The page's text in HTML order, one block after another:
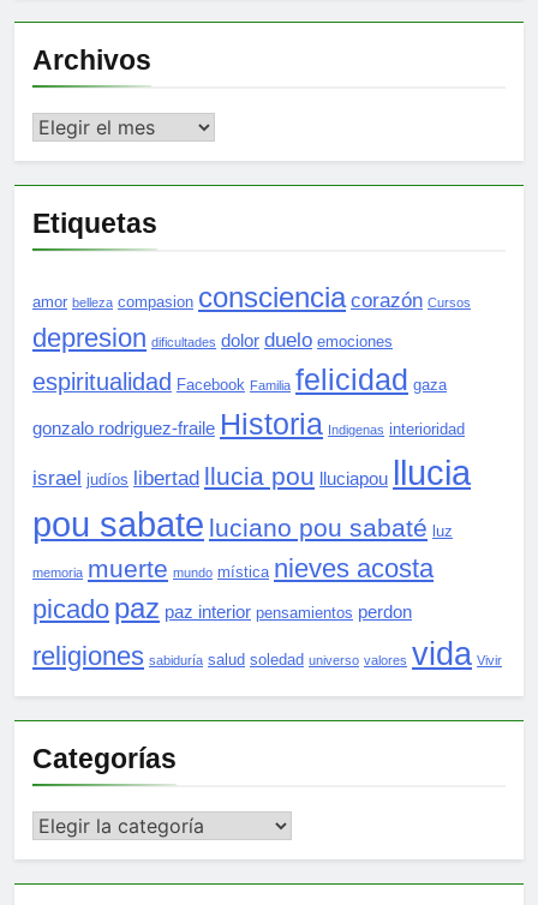
Archivos
Archivos
Etiquetas
amor belleza compasion consciencia corazón Cursos
depresion dificultades dolor duelo emociones
espiritualidad Facebook Familia felicidad gaza
gonzalo rodriguez-fraile Historia Indigenas interioridad
israel judíos libertad llucia pou lluciapou llucia
pou sabate luciano pou sabaté luz
memoria muerte mundo mística nieves acosta
picado paz paz interior pensamientos perdon
religiones sabiduría salud soledad universo valores vida Vivir
Categorías
Categorías